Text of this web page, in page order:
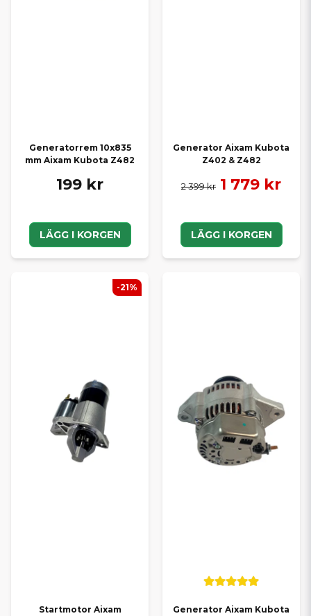
Generatorrem 10x835
mm Aixam Kubota Z482
199 kr
LÄGG I KORGEN
Generator Aixam Kubota
Z402 & Z482
2 399 kr 1 779 kr
LÄGG I KORGEN
Startmotor Aixam
-21%
Generator Aixam Kubota